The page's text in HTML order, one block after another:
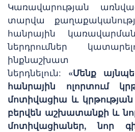
Կառավարության
տարվա
հանրային
ներդրումներ
ինքնաշխատ
ներդնելուն: «Մենք
հանրային ոլորտում
մոտիվացիա և կրթության
բերվեն աշխատանքի և
մոտիվացիաներ, նոր